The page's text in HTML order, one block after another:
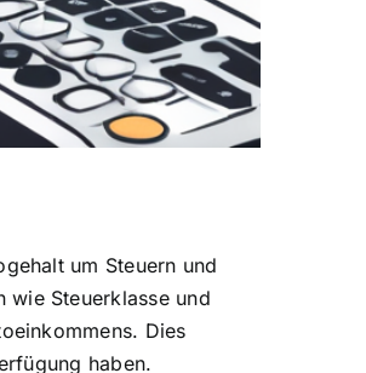
um Steuern und
wie Steuerklasse und
Dies
haben.